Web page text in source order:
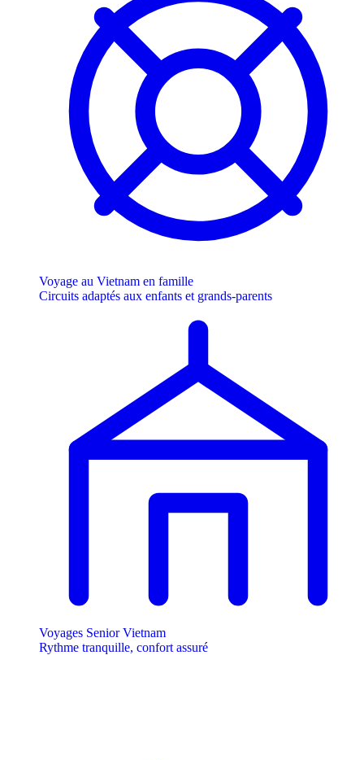
Voyage au Vietnam en famille
Circuits adaptés aux enfants et grands-parents
Voyages Senior Vietnam
Rythme tranquille, confort assuré